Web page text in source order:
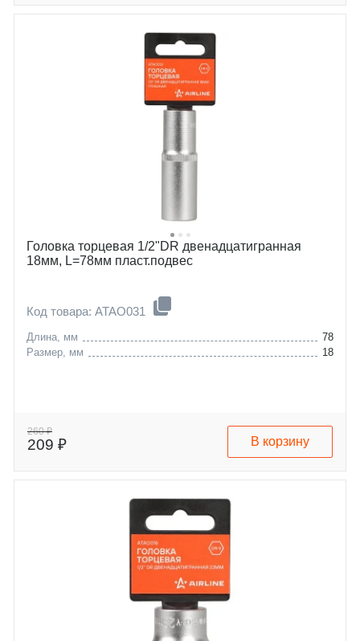
Головка торцевая 1/2"DR двенадцатигранная
18мм, L=78мм пласт.подвес
Код товара: ATAO031
Длина, мм
78
Размер, мм
18
260 ₽
209 ₽ В корзину